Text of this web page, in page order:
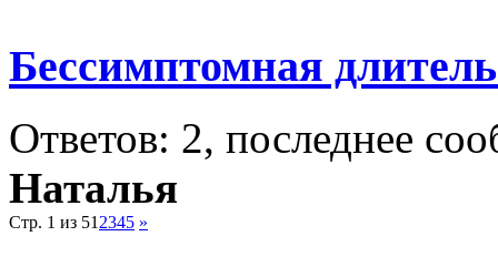
Бессимптомная
Ответов: 2, последнее
Наталья
Стр. 1 из 51 2345 »